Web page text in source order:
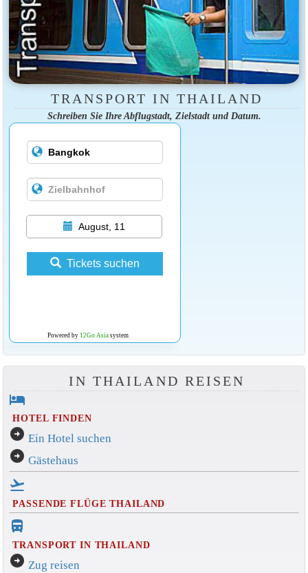
TRANSPORT IN THAILAND
Schreiben Sie Ihre Abflugstadt, Zielstadt und Datum.
August, 11
Tickets suchen
Powered by 12Go Asiasystem
IN THAILAND REISEN
hotel
HOTEL FINDEN
arrow_circle_right Ein Hotel suchen
arrow_circle_right Gästehaus
flight_takeoff
PASSENDE FLÜGE THAILAND
directions_bus_filled
TRANSPORT IN THAILAND
arrow_circle_right Zug reisen